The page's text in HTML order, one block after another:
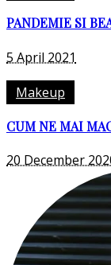
PANDEMIE SI
5 April 2021
Makeup
CUM NE MAI
20 December